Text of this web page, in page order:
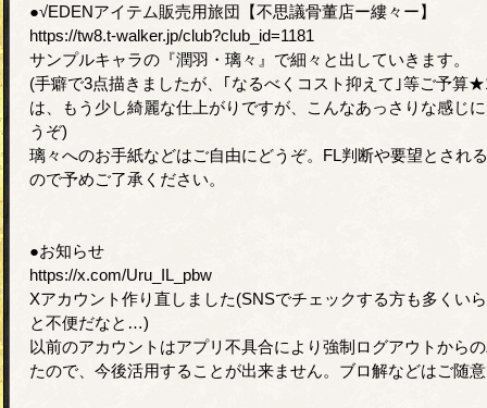
●√EDENアイテム販売用旅団【不思議骨董店ー縷々ー】
https://tw8.t-walker.jp/club?club_id=1181
サンプルキャラの『潤羽・璃々』で細々と出していきます。
(手癖で3点描きましたが、｢なるべくコスト抑えて｣等ご予算
は、もう少し綺麗な仕上がりですが、こんなあっさりな感じ
うぞ)
璃々へのお手紙などはご自由にどうぞ。FL判断や要望とされ
ので予めご了承ください。
●お知らせ
https://x.com/Uru_IL_pbw
Xアカウント作り直しました(SNSでチェックする方も多くい
と不便だなと…)
以前のアカウントはアプリ不具合により強制ログアウトから
たので、今後活用することが出来ません。ブロ解などはご随